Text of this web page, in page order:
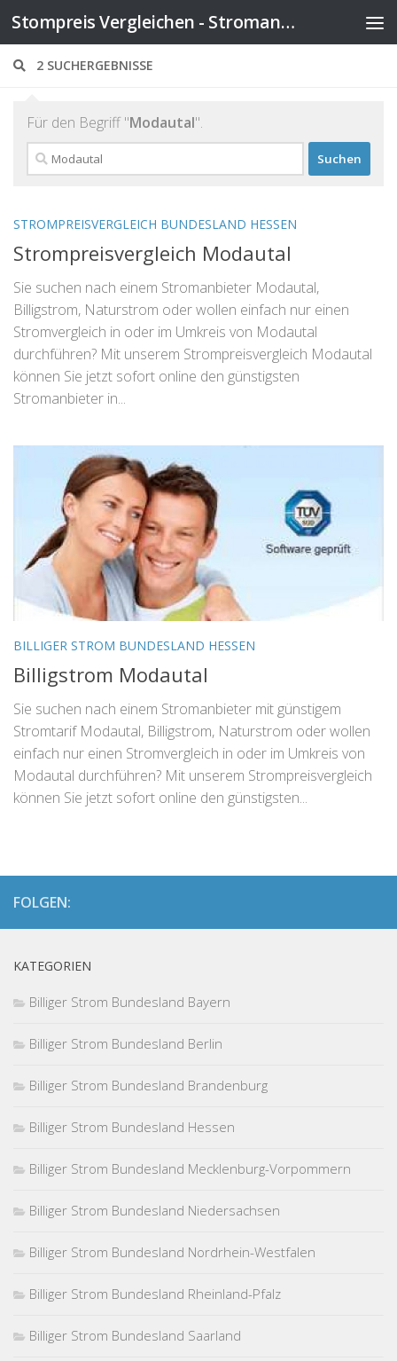
Zum Inhalt springen Stompreis Vergleichen - Stromanbieter wechseln
2 SUCHERGEBNISSE
Für den Begriff "Modautal".
Suchen
nach:
STROMPREISVERGLEICH BUNDESLAND HESSEN
Strompreisvergleich Modautal
Sie suchen nach einem Stromanbieter Modautal,
Billigstrom, Naturstrom oder wollen einfach nur einen
Stromvergleich in oder im Umkreis von Modautal
durchführen? Mit unserem Strompreisvergleich Modautal
können Sie jetzt sofort online den günstigsten
Stromanbieter in...
BILLIGER STROM BUNDESLAND HESSEN
Billigstrom Modautal
Sie suchen nach einem Stromanbieter mit günstigem
Stromtarif Modautal, Billigstrom, Naturstrom oder wollen
einfach nur einen Stromvergleich in oder im Umkreis von
Modautal durchführen? Mit unserem Strompreisvergleich
können Sie jetzt sofort online den günstigsten...
FOLGEN:
KATEGORIEN
Billiger Strom Bundesland Bayern
Billiger Strom Bundesland Berlin
Billiger Strom Bundesland Brandenburg
Billiger Strom Bundesland Hessen
Billiger Strom Bundesland Mecklenburg-Vorpommern
Billiger Strom Bundesland Niedersachsen
Billiger Strom Bundesland Nordrhein-Westfalen
Billiger Strom Bundesland Rheinland-Pfalz
Billiger Strom Bundesland Saarland